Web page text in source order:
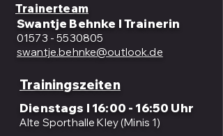
Trainerteam
Swantje Behnke I Trainerin
01573 - 5530805
swantje.behnke@outlook.de
Trainingszeiten
Dienstags I 16:00 - 16:50 Uhr
Alte Sporthalle Kley (Minis 1)